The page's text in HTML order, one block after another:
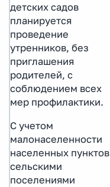
детских садов
планируется
проведение
утренников, без
приглашения
родителей, с
соблюдением всех
мер профилактики.
С учетом
малонаселенности
населенных пунктов
сельскими
поселениями